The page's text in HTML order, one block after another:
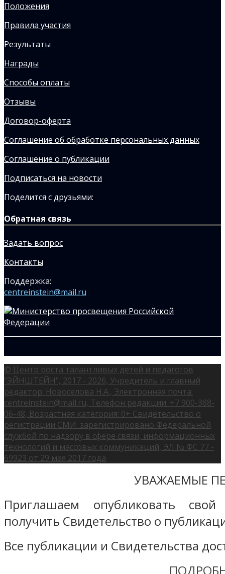
Положения
Правила участия
Результаты
Награды
Способы оплаты
Отзывы
Договор-оферта
Соглашение об обработке персональных данных
Соглашение о публикации
Подписаться на новости
Поделится с друзьями:
Обратная связь
Задать вопрос
Контакты
Поддержка:
centreinstein@mail.ru
© Центр роста талантливых детей и педагогов
"ЭЙНШТЕЙН", 2017 - 2026, Учредитель и главный
редактор: Новоселова Н.А., Электронная почта:
centreinstein@mail.ru, Телефон редакции: +7 900-388-
06-48, Возрастная категория: 0+ Свидетельство о
регистрации СМИ: зарегистрировано Федеральной
службой по надзору в сфере связи, информационных
технологий и массовых коммуникаций, ЭЛ № ФС 77 -
69923 от 29 мая 2017 года
УВАЖАЕМЫЕ
Приглашаем опубликовать
получить Свидетельство о
Все публикации и Свидетельства